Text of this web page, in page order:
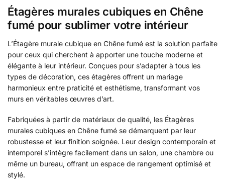
Étagères murales cubiques en Chêne
fumé pour sublimer votre intérieur
L’Étagère murale cubique en Chêne fumé est la solution parfaite
pour ceux qui cherchent à apporter une touche moderne et
élégante à leur intérieur. Conçues pour s’adapter à tous les
types de décoration, ces étagères offrent un mariage
harmonieux entre praticité et esthétisme, transformant vos
murs en véritables œuvres d’art.
Fabriquées à partir de matériaux de qualité, les Étagères
murales cubiques en Chêne fumé se démarquent par leur
robustesse et leur finition soignée. Leur design contemporain et
intemporel s’intègre facilement dans un salon, une chambre ou
même un bureau, offrant un espace de rangement optimisé et
stylé.